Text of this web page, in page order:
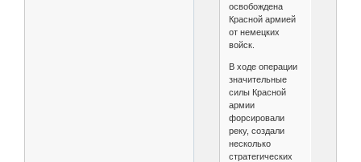
освобождена
Красной армией
от немецких
войск.
В ходе операции
значительные
силы Красной
армии
форсировали
реку, создали
несколько
стратегических